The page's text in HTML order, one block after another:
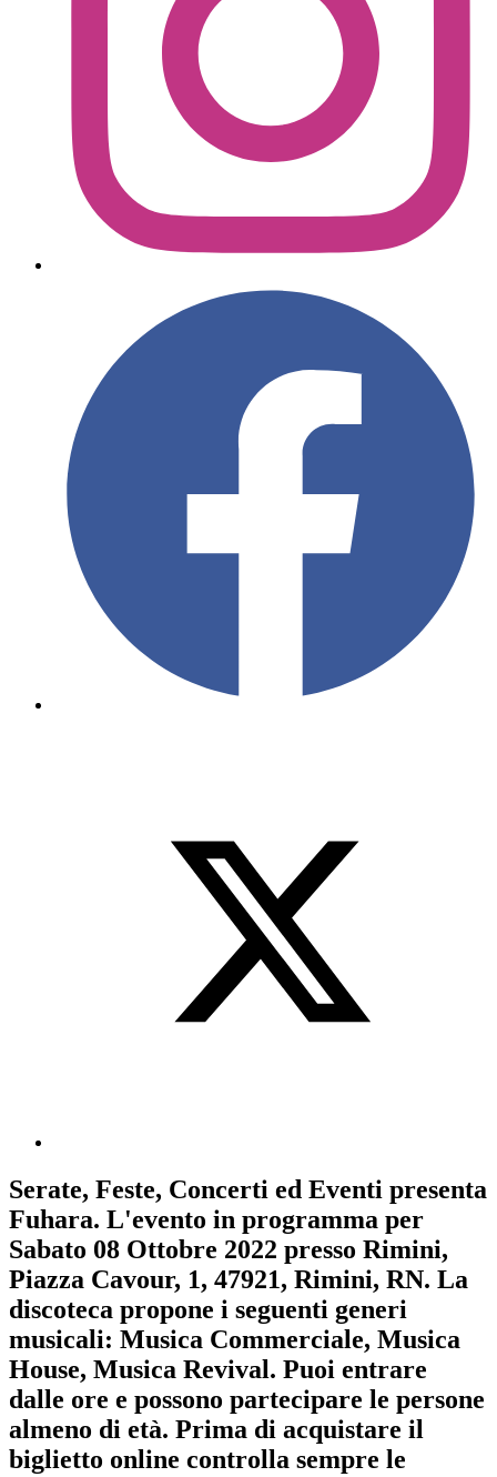
Serate, Feste, Concerti ed Eventi presenta
Fuhara. L'evento in programma per
Sabato 08 Ottobre 2022 presso Rimini,
Piazza Cavour, 1, 47921, Rimini, RN. La
discoteca propone i seguenti generi
musicali: Musica Commerciale, Musica
House, Musica Revival. Puoi entrare
dalle ore e possono partecipare le persone
almeno di età. Prima di acquistare il
biglietto online controlla sempre le